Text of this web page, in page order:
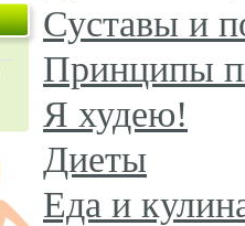
Суставы и
Принципы
Я худею!
Диеты
Еда и